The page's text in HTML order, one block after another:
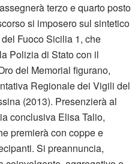
terzo e quarto posto
si imposero sul sintetico
Fuoco Sicilia 1, che
Polizia di Stato con il
del Memorial figurano,
Regionale dei Vigili del
(2013). Presenzierà al
conclusiva Elisa Talio,
premierà con coppe e
Si preannuncia,